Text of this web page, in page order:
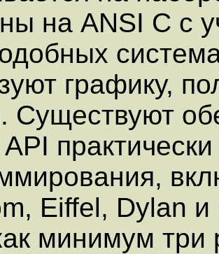
на ANSI C с
графику,
Существуют
Eiffel, Dylan
минимум три